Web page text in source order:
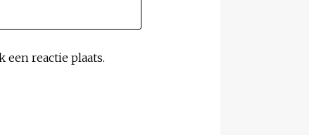
reactie plaats.